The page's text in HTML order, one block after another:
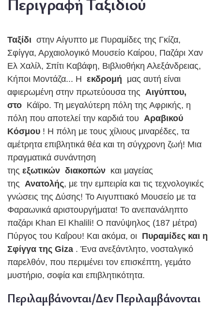
Ταξίδι στην Αίγυπτο με Πυραμίδες της Γκίζα,
Σφίγγα, Αρχαιολογικό Μουσείο Καίρου, Παζάρι Χαν
Ελ Χαλίλ, Σπίτι Καβάφη, Βιβλιοθήκη Αλεξάνδρειας,
Κήποι Μοντάζα... Η εκδρομή μας αυτή είναι
αφιερωμένη στην πρωτεύουσα της Αιγύπτου,
στο Κάϊρο. Τη μεγαλύτερη πόλη της Αφρικής, η
πόλη που αποτελεί την καρδιά του Αραβικού
Κόσμου ! Η πόλη με τους χίλιους μιναρέδες, τα
αμέτρητα επιβλητικά θέα και τη σύγχρονη ζωή! Μια
πραγματικά συνάντηση
της εξωτικών διακοπών και μαγείας
της Ανατολής, με την εμπειρία και τις τεχνολογικές
γνώσεις της Δύσης! Το Αιγυπτιακό Μουσείο με τα
Φαραωνικά αριστουργήματα! Το ανεπανάληπτο
παζάρι Khan El Khalili! Ο πανύψηλος (187 μέτρα)
Πύργος του Καΐρου! Και ακόμα, οι Πυραμίδες και η
Σφίγγα της Giza . Ένα ανεξάντλητο, νοσταλγικό
παρελθόν, που περιμένει τον επισκέπτη, γεμάτο
μυστήριο, σοφία και επιβλητικότητα.
Περιλαμβάνονται/Δεν Περιλαμβάνονται